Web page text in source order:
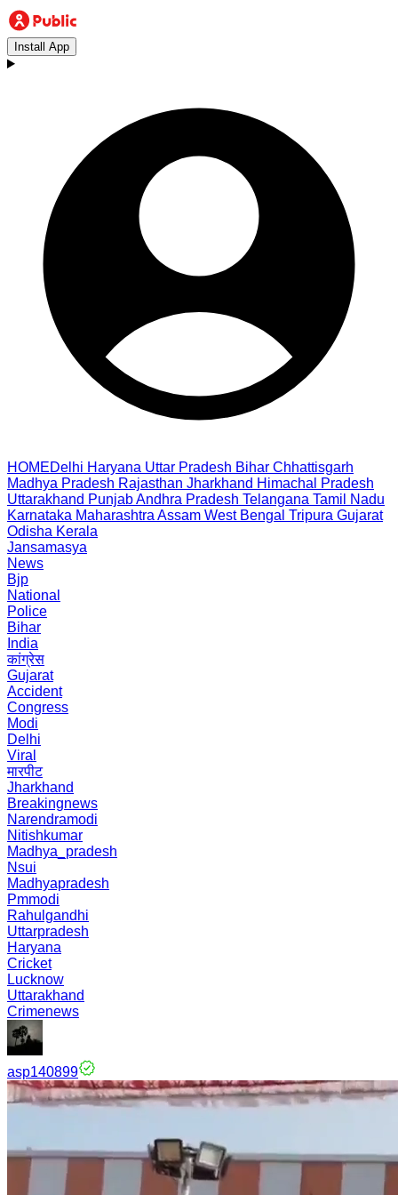
Install App
HOMEDelhi Haryana Uttar Pradesh Bihar Chhattisgarh
Madhya Pradesh Rajasthan Jharkhand Himachal Pradesh
Uttarakhand PunjabAndhra Pradesh Telangana Tamil Nadu
Karnataka Maharashtra Assam West Bengal Tripura Gujarat
Odisha Kerala
Jansamasya
News
Bjp
National
Police
Bihar
India
कांग्रेस
Gujarat
Accident
Congress
Modi
Delhi
Viral
मारपीट
Jharkhand
Breakingnews
Narendramodi
Nitishkumar
Madhya_pradesh
Nsui
Madhyapradesh
Pmmodi
Rahulgandhi
Uttarpradesh
Haryana
Cricket
Lucknow
Uttarakhand
Crimenews
asp140899